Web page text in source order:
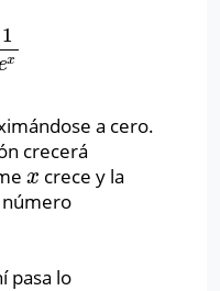
1
x
a cero.
crecerá
x
x crece y la
número
pasa lo